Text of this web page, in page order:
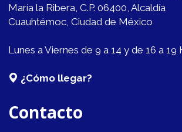
María la Ribera, C.P. 06400, Alcaldía
Cuauhtémoc, Ciudad de México
Lunes a Viernes de 9 a 14 y de 16 a 19
¿Cómo llegar?
Contacto